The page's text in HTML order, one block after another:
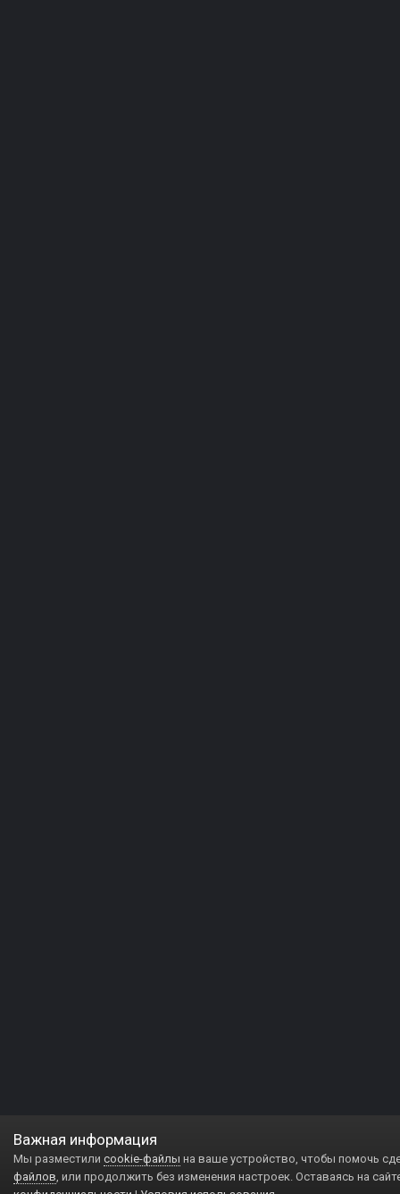
Важная информация
Мы разместили cookie-файлы на ваше устройство, чтобы помочь
файлов, или продолжить без изменения настроек. Оставаясь на